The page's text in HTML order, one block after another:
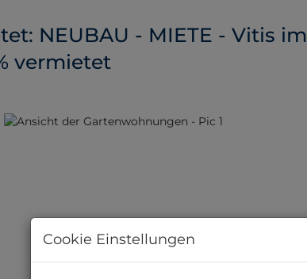
NEUBAU - MIETE - Vitis im
vermietet
Cookie Einstellungen